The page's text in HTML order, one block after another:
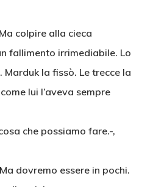
colpire alla cieca
fallimento irrimediabile. Lo
Marduk la fissò. Le trecce la
lui l’aveva sempre
che possiamo fare.-,
dovremo essere in pochi.